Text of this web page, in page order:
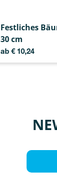
Festliches
30 cm
ab €10,24